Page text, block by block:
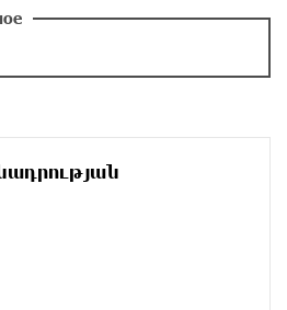
около одного месяца назад
стал обладателем бронзовой